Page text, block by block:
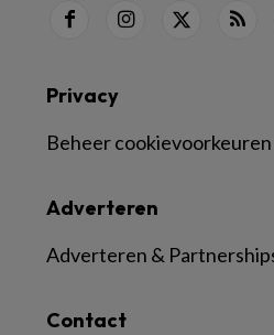
Contact
Adverteren
Adverteren &
Privacy
Beheer cookievoorkeuren